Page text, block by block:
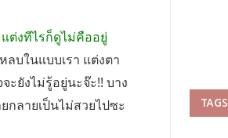
ต่งทีไรก็ดูไม่คืออยู่
บในแบบเรา แต่งตา
ะยังไม่รู้อยู่นะจ๊ะ!! บาง
กลายเป็นไม่สวยไปซะ
TAGS